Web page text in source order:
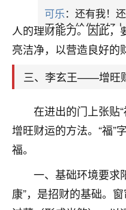
位整洁：财库上若堆
人的理财能力。因此，
亮洁净，以营造良好的
三、李玄王——增旺
在进出的门上张贴
增旺财运的方法。“福”
福。
一、基础环境要求
康”，是招财的基础。
可乐：还有我！
天爷会给你好好
哪样不服都不行！
平安是福：我也
卦，认识老师3年
心若莲花
家底快败光了，真
回事？